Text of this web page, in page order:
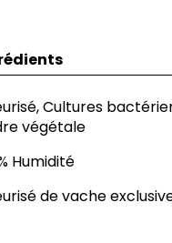
Cultures
végétale
Humidité
de vache